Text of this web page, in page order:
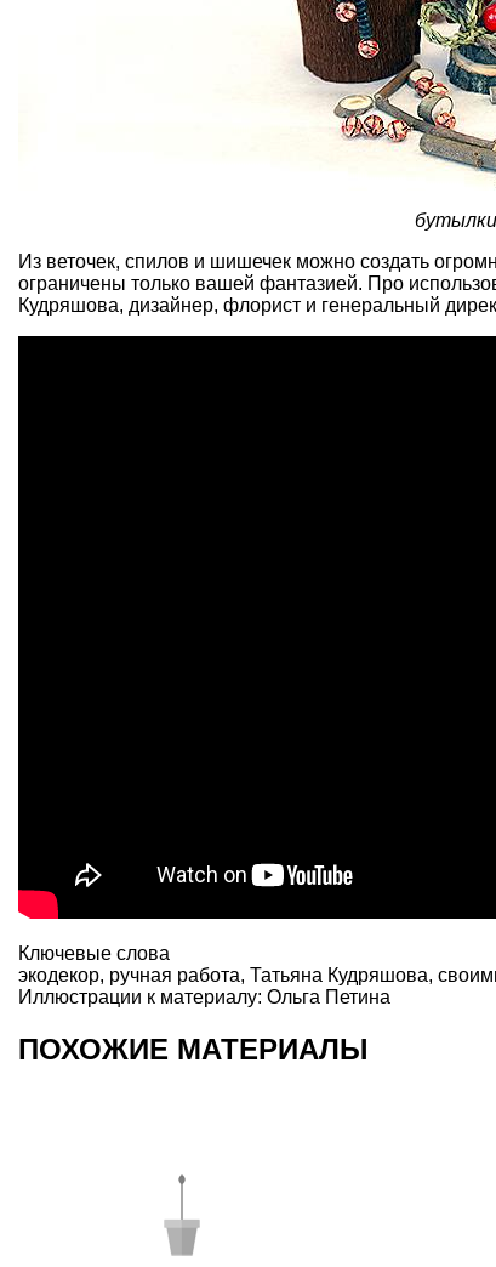
Из веточек, спилов и шишечек можно создать
ограничены только вашей фантазией. Про
Кудряшова, дизайнер, флорист и генеральный
Ключевые слова
экодекор, ручная работа, Татьяна Кудряшова,
Иллюстрации к материалу: Ольга Петина
ПОХОЖИЕ МАТЕРИАЛЫ